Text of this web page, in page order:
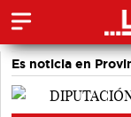
Es noticia en
accidentes